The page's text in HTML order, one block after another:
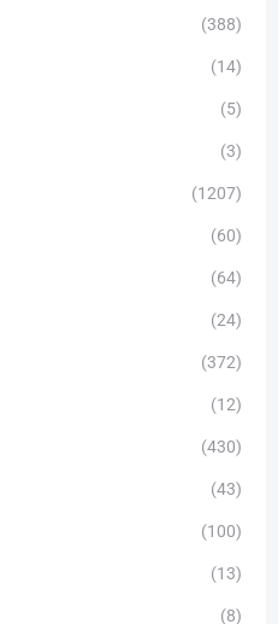
(388)
(14)
(5)
(3)
(1207)
(60)
(64)
(24)
(372)
(12)
(430)
(43)
(100)
(13)
(8)